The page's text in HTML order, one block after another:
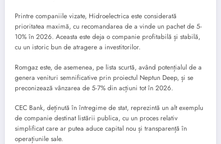
Printre companiile vizate, Hidroelectrica este considerată
prioritatea maximă, cu recomandarea de a vinde un pachet de 5-
10% în 2026. Aceasta este deja o companie profitabilă și stabilă,
cu un istoric bun de atragere a investitorilor.
Romgaz este, de asemenea, pe lista scurtă, având potențialul de a
genera venituri semnificative prin proiectul Neptun Deep, și se
preconizează vânzarea de 5-7% din acțiuni tot în 2026.
CEC Bank, deținută în întregime de stat, reprezintă un alt exemplu
de companie destinat listării publica, cu un proces relativ
simplificat care ar putea aduce capital nou și transparență în
operațiunile sale.